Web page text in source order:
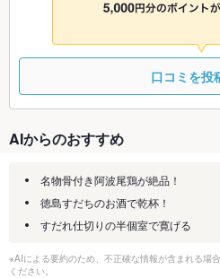
口コミを投
AIからのおすすめ
名物骨付き阿波尾鶏が絶品！
徳島すだちのお酒で乾杯！
すだれ仕切りの半個室で寛げる
※AIによる要約のため、不正確な情報が含まれる場
ください。